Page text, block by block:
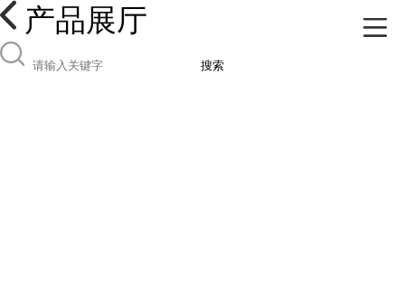
产品展厅
搜索